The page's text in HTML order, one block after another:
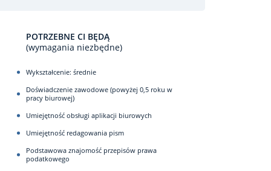
POTRZEBNE CI BĘDĄ
(wymagania niezbędne)
Wykształcenie: średnie
Doświadczenie zawodowe (powyżej 0,5 roku w
pracy biurowej)
Umiejętność obsługi aplikacji biurowych
Umiejętność redagowania pism
Podstawowa znajomość przepisów prawa
podatkowego